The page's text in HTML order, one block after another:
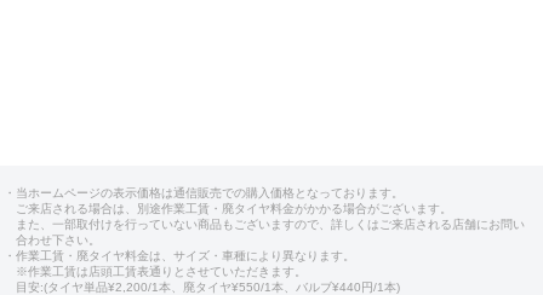
・当ホームページの表示価格は通信販売での購入価格となっております。
ご来店される場合は、別途作業工賃・廃タイヤ料金がかかる場合がございます。
また、一部取付けを行っていない商品もございますので、詳しくはご来店される店舗にお問い
合わせ下さい。
・作業工賃・廃タイヤ料金は、サイズ・車種により異なります。
※作業工賃は店頭工賃表通りとさせていただきます。
目安:(タイヤ単品¥2,200/1本、廃タイヤ¥550/1本、バルブ¥440円/1本)